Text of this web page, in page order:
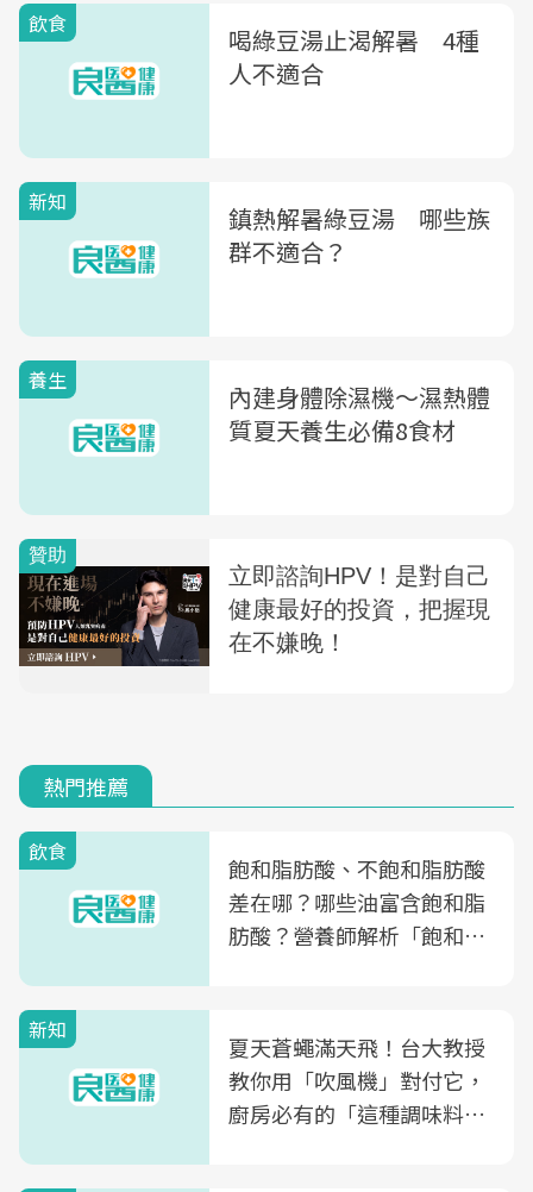
飲食
喝綠豆湯止渴解暑 4種
人不適合
新知
鎮熱解暑綠豆湯 哪些族
群不適合？
養生
內建身體除濕機～濕熱體
質夏天養生必備8食材
熱門推薦
飲食
飽和脂肪酸、不飽和脂肪酸
差在哪？哪些油富含飽和脂
肪酸？營養師解析「飽和脂
新知
夏天蒼蠅滿天飛！台大教授
教你用「吹風機」對付它，
廚房必有的「這種調味料」